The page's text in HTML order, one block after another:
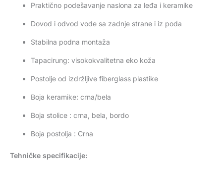
Praktično podešavanje naslona za leđa i keramike
Dovod i odvod vode sa zadnje strane i iz poda
Stabilna podna montaža
Tapacirung: visokokvalitetna eko koža
Postolje od izdržljive fiberglass plastike
Boja keramike: crna/bela
Boja stolice : crna, bela, bordo
Boja postolja : Crna
Tehničke specifikacije: